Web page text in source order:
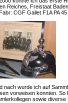
Reiches, Freistaat
CGF Gallet F1A PA
nach wurde ich auf
vorweisen konnten. So
sowie